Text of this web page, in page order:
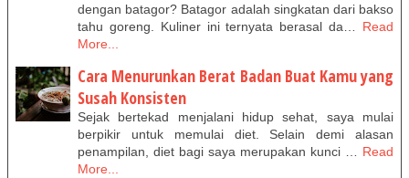
dengan batagor? Batagor adalah singkatan dari bakso
tahu goreng. Kuliner ini ternyata berasal da…
Read
More...
Cara Menurunkan Berat Badan Buat Kamu yang
Susah Konsisten
Sejak bertekad menjalani hidup sehat, saya mulai
berpikir untuk memulai diet. Selain demi alasan
penampilan, diet bagi saya merupakan kunci …
Read
More...